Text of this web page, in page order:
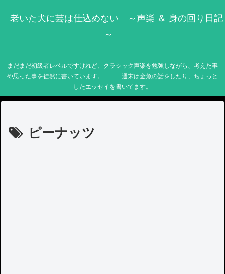
老いた犬に芸は仕込めない ～声楽 ＆ 身の回り日記
～
まだまだ初級者レベルですけれど、クラシック声楽を勉強しながら、考えた事
や思った事を徒然に書いています。 … 週末は金魚の話をしたり、ちょっと
したエッセイを書いてます。
ピーナッツ